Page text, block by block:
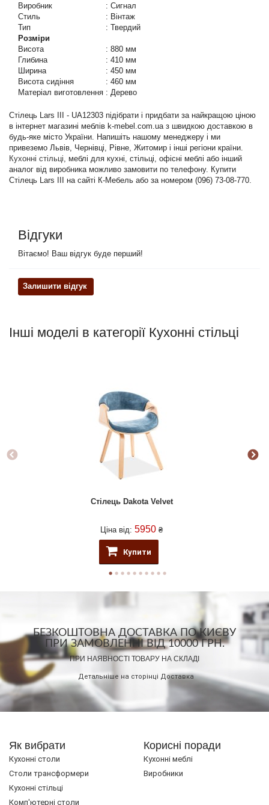
Виробник
: Сигнал
Стиль
: Вінтаж
Тип
: Твердий
Розміри
Висота
: 880 мм
Глибина
: 410 мм
Ширина
: 450 мм
Висота сидіння
: 460 мм
Матеріал виготовлення : Дерево
Стілець Lars III - UA12303 підібрати і придбати за найкращою ціною
в інтернет магазині меблів k-mebel.com.ua з швидкою доставкою в
будь-яке місто України. Напишіть нашому менеджеру і ми
привеземо Львів, Чернівці, Рівне, Житомир і інші регіони країни.
Кухонні стільці, меблі для кухні, стільці, офісні меблі або інший
аналог від виробника можливо замовити по телефону. Купити
Стілець Lars III на сайті К-Мебель або за номером (096) 73-08-770.
Відгуки
Вітаємо! Ваш відгук буде перший!
Залишити відгук
Інші моделі в категорії Кухонні стільці
Стілець Dakota Velvet
Ціна від: 5950 ₴
Купити
БЕЗКОШТОВНА ДОСТАВКА ПО КИЄВУ
ПРИ ЗАМОВЛЕННІ ВІД 10000 ГРН.
ПРИ НАЯВНОСТІ ТОВАРУ НА СКЛАДІ
Детальніше на сторінці Доставка
Як вибрати
Кухонні столи
Cтоли трансформери
Кухонні стільці
Комп'ютерні столи
Корисні поради
Кухонні меблі
Виробники